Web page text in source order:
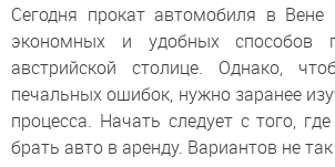
Сегодня прокат автомобиля в
экономных и удобных способов
австрийской столице. Однако,
печальных ошибок, нужно заранее
процесса. Начать следует с того,
брать авто в аренду. Вариантов не